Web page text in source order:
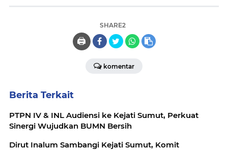
SHARE2
🖨️
komentar
Berita Terkait
PTPN IV & INL Audiensi ke Kejati Sumut, Perkuat
Sinergi Wujudkan BUMN Bersih
Dirut Inalum Sambangi Kejati Sumut, Komit